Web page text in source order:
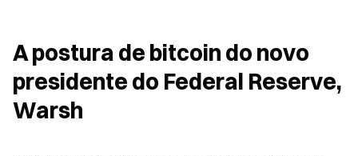
A postura de bitcoin do novo
presidente do Federal Reserve,
Warsh